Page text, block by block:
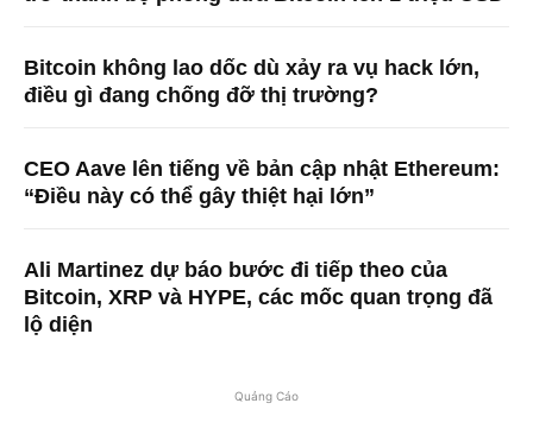
Bitcoin không lao dốc dù xảy ra vụ hack lớn,
điều gì đang chống đỡ thị trường?
CEO Aave lên tiếng về bản cập nhật Ethereum:
“Điều này có thể gây thiệt hại lớn”
Ali Martinez dự báo bước đi tiếp theo của
Bitcoin, XRP và HYPE, các mốc quan trọng đã
lộ diện
Quảng Cáo